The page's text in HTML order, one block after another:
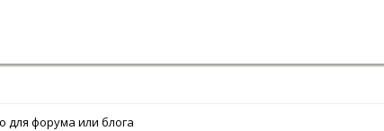
для форума или блога